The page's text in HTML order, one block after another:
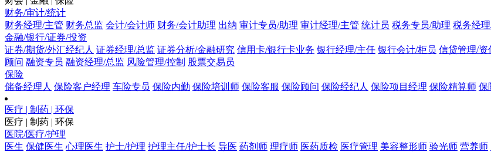
财务/审计/统计
财务经理/主管 财务总监 会计/会计师 财务/会计助理 出纳 审计专员/助理 审计经理/主管 统计员 税务专员/助理 税务经
金融/银行/证券/投资
证券/期货/外汇经纪人 证券经理/总监 证券分析/金融研究 信用卡/银行卡业务 银行经理/主任 银行会计/柜员 信贷管理/资
顾问 融资专员 融资经理/总监 风险管理/控制 股票交易员
保险
储备经理人 保险客户经理 车险专员 保险内勤 保险培训师 保险客服 保险顾问 保险经纪人 保险项目经理 保险精算师 保
医疗 | 制药 | 环保
医疗 | 制药 | 环保
医院/医疗/护理
医生 保健医生 心理医生 护士/护理 护理主任/护士长 导医 药剂师 理疗师 医药质检 医疗管理 美容整形师 验光师 营养师